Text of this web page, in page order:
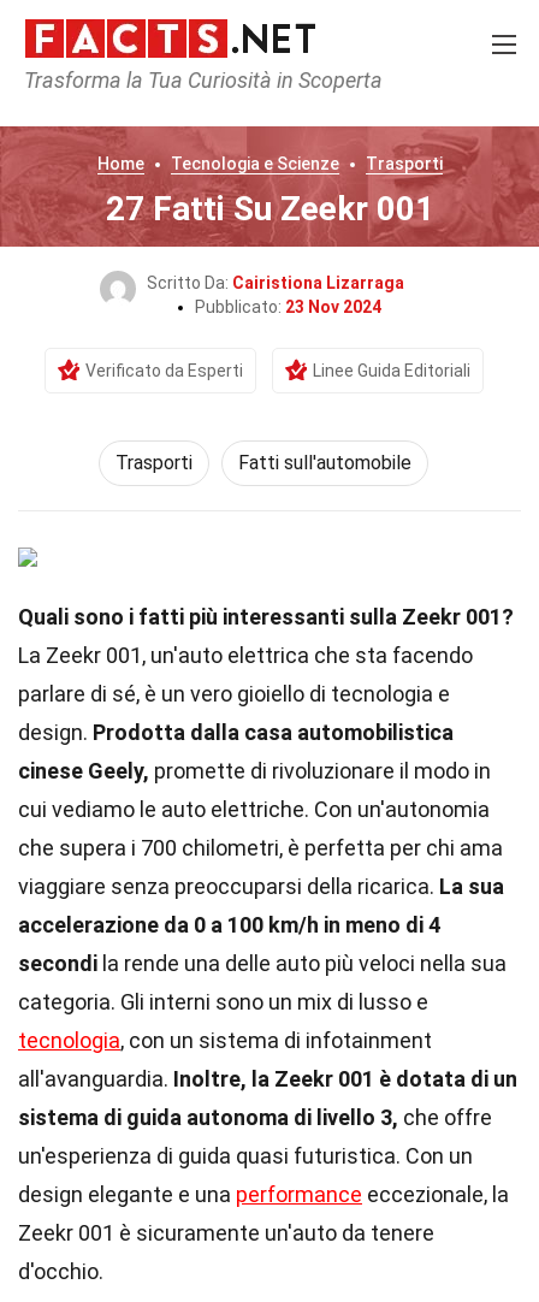
Trasforma la Tua Curiosità in Scoperta
Home Tecnologia e Scienze Trasporti
27 Fatti Su Zeekr 001
Scritto Da: Cairistiona Lizarraga
Pubblicato: 23 Nov 2024
Verificato da Esperti Linee Guida Editoriali
Trasporti Fatti sull'automobile
Quali sono i fatti più interessanti sulla Zeekr 001?
La Zeekr 001, un'auto elettrica che sta facendo
parlare di sé, è un vero gioiello di tecnologia e
design. Prodotta dalla casa automobilistica
cinese Geely, promette di rivoluzionare il modo in
cui vediamo le auto elettriche. Con un'autonomia
che supera i 700 chilometri, è perfetta per chi ama
viaggiare senza preoccuparsi della ricarica. La sua
accelerazione da 0 a 100 km/h in meno di 4
secondi la rende una delle auto più veloci nella sua
categoria. Gli interni sono un mix di lusso e
tecnologia, con un sistema di infotainment
all'avanguardia. Inoltre, la Zeekr 001 è dotata di un
sistema di guida autonoma di livello 3, che offre
un'esperienza di guida quasi futuristica. Con un
design elegante e una performance eccezionale, la
Zeekr 001 è sicuramente un'auto da tenere
d'occhio.